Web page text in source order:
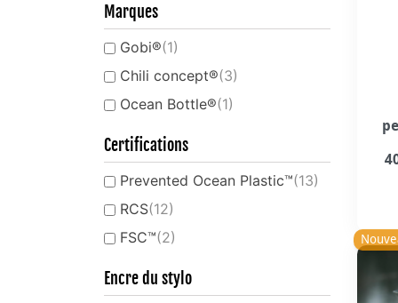
Marques
Gobi®(1)
Chili concept®(3)
Ocean Bottle®(1)
Certifications
Prevented Ocean Plastic™(13)
RCS(12)
FSC™(2)
Encre du stylo